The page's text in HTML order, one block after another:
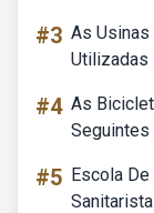
#3 As
Utilizadas
#4 As
Seguintes
#5 Escola